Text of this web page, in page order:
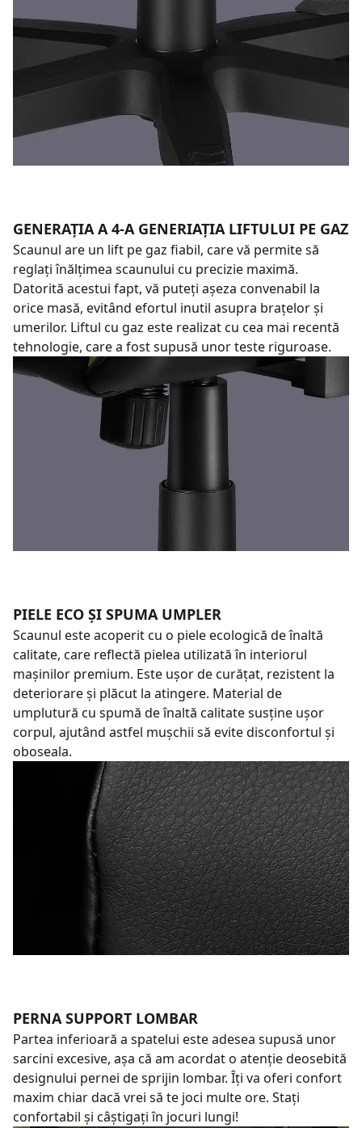
GENERAȚIA A 4-A GENERIAȚIA LIFTULUI PE GAZ
Scaunul are un lift pe gaz fiabil, care vă permite să
reglați înălțimea scaunului cu precizie maximă.
Datorită acestui fapt, vă puteți așeza convenabil la
orice masă, evitând efortul inutil asupra brațelor și
umerilor. Liftul cu gaz este realizat cu cea mai recentă
tehnologie, care a fost supusă unor teste riguroase.
PIELE ECO ȘI SPUMA UMPLER
Scaunul este acoperit cu o piele ecologică de înaltă
calitate, care reflectă pielea utilizată în interiorul
mașinilor premium. Este ușor de curățat, rezistent la
deteriorare și plăcut la atingere. Material de
umplutură cu spumă de înaltă calitate susține ușor
corpul, ajutând astfel mușchii să evite disconfortul și
oboseala.
PERNA SUPPORT LOMBAR
Partea inferioară a spatelui este adesea supusă unor
sarcini excesive, așa că am acordat o atenție deosebită
designului pernei de sprijin lombar. Îți va oferi confort
maxim chiar dacă vrei să te joci multe ore. Stați
confortabil și câștigați în jocuri lungi!